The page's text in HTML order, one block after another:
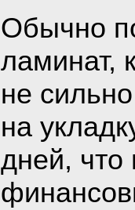
Обычно
ламинат,
не
на
дней,